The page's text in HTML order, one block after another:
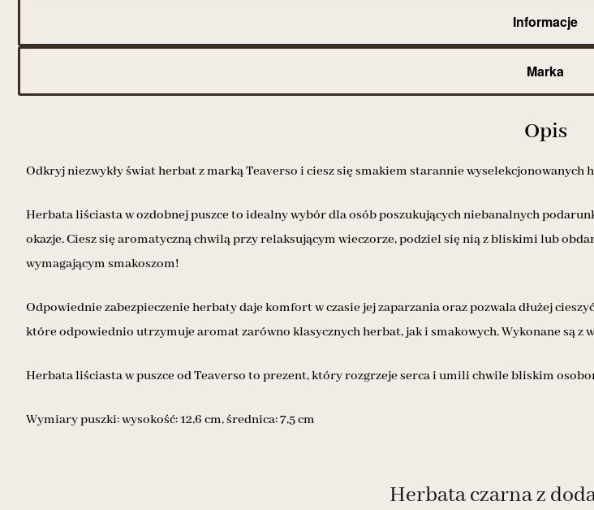
Informacje
Marka
Opis
Odkryj niezwykły świat herbat z marką Teaverso i ciesz się smakiem starannie wyselekcjonowanych
Herbata liściasta w ozdobnej puszce to idealny wybór dla osób poszukujących niebanalnych
okazje. Ciesz się aromatyczną chwilą przy relaksującym wieczorze, podziel się nią z bliskimi lub
wymagającym smakoszom!
Odpowiednie zabezpieczenie herbaty daje komfort w czasie jej zaparzania oraz pozwala dłużej
które odpowiednio utrzymuje aromat zarówno klasycznych herbat, jak i smakowych. Wykonane są z
Herbata liściasta w puszce od Teaverso to prezent, który rozgrzeje serca i umili chwile bliskim
Wymiary puszki: wysokość: 12,6 cm, średnica: 7,5 cm
Herbata czarna z